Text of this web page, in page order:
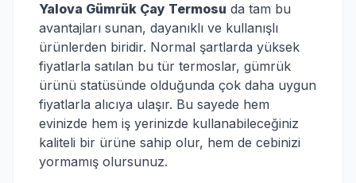
Yalova Gümrük Çay Termosu da tam bu
avantajları sunan, dayanıklı ve kullanışlı
ürünlerden biridir. Normal şartlarda yüksek
fiyatlarla satılan bu tür termoslar, gümrük
ürünü statüsünde olduğunda çok daha uygun
fiyatlarla alıcıya ulaşır. Bu sayede hem
evinizde hem iş yerinizde kullanabileceğiniz
kaliteli bir ürüne sahip olur, hem de cebinizi
yormamış olursunuz.